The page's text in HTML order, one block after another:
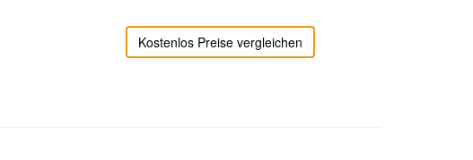
Kostenlos Preise vergleichen